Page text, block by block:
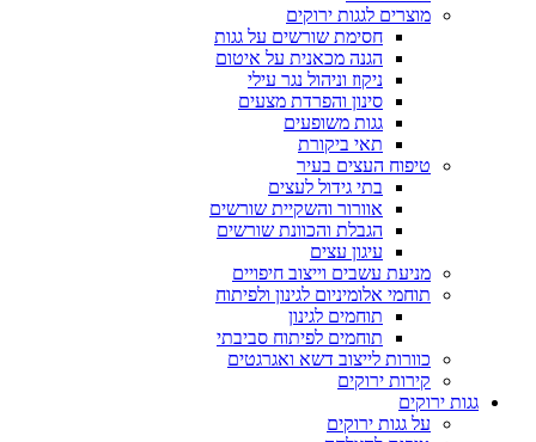
מוצרים לגגות ירוקים
חסימת שורשים על גגות
הגנה מכאנית על איטום
ניקוז וניהול נגר עילי
סינון והפרדת מצעים
גגות משופעים
תאי ביקורת
טיפוח העצים בעיר
בתי גידול לעצים
אוורור והשקיית שורשים
הגבלת והכוונת שורשים
עיגון עצים
מניעת עשבים וייצוב חיפויים
תוחמי אלומיניום לגינון ולפיתוח
תוחמים לגינון
תוחמים לפיתוח סביבתי
כוורות לייצוב דשא ואגרגטים
קירות ירוקים
גגות ירוקים
על גגות ירוקים